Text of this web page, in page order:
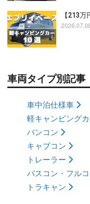
【213
車両タイプ別記事
車中泊仕様車
軽キャンピング
バンコン
キャブコン
トレーラー
バスコン・フル
トラキャン